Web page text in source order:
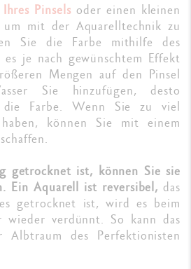
Pinsels oder einen kleinen
um mit der Aquarelltechnik zu
Sie die Farbe mithilfe des
es je nach gewünschtem Effekt
Mengen auf den Pinsel
Sie hinzufügen, desto
die Farbe. Wenn Sie zu viel
können Sie mit einem
getrocknet ist, können Sie sie
Ein Aquarell ist reversibel, das
getrocknet ist, wird es beim
wieder verdünnt. So kann das
des Perfektionisten